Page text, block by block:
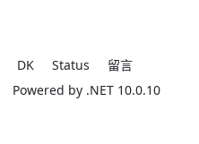
DK Status
留言
Powered by .NET 10.0.10